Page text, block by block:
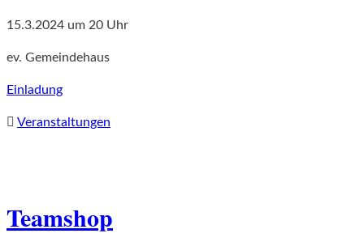
15.3.2024 um 20 Uhr
ev. Gemeindehaus
Einladung
Veranstaltungen
Teamshop